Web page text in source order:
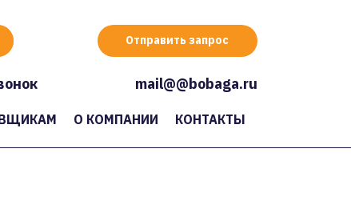
Отправить запрос
mail@@bobaga.ru
О КОМПАНИИ КОНТАКТЫ